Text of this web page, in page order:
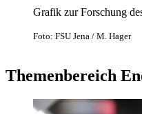
Grafik zur Forschung
Foto: FSU Jena / M. Hager
Themenbereich